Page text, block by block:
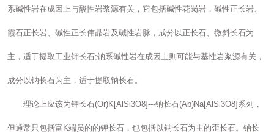
系碱性岩在成因上与酸性岩浆源有关，它包括碱性花岗岩，碱性正长岩、
霞石正长岩、碱性正长伟晶岩及碱性岩脉，成分以正长石、微斜长石为
主，适于提取工业钾长石;钠系碱性岩在成因上则可能与基性岩浆源有关，
成分以钠长石为主，适于提取钠长石。
理论上应该为钾长石(Or)K[AlSi3O8]---钠长石(Ab)Na[AlSi3O8]系列，
但通常只包括富K端员的的钾长石，也包括以钠长石为主的歪长石。钠长